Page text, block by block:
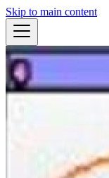
Skip to main content